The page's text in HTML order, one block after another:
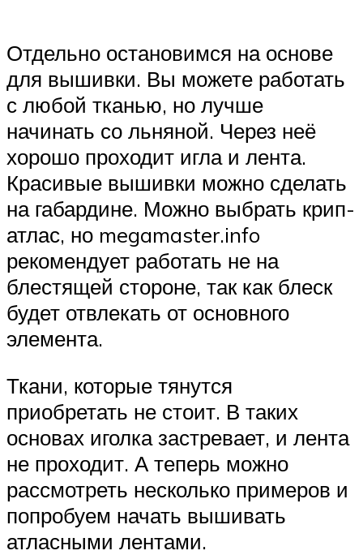
Отдельно остановимся на основе
для вышивки. Вы можете работать
с любой тканью, но лучше
начинать со льняной. Через неё
хорошо проходит игла и лента.
Красивые вышивки можно сделать
на габардине. Можно выбрать крип-
атлас, но megamaster.info
рекомендует работать не на
блестящей стороне, так как блеск
будет отвлекать от основного
элемента.
Ткани, которые тянутся
приобретать не стоит. В таких
основах иголка застревает, и лента
не проходит. А теперь можно
рассмотреть несколько примеров и
попробуем начать вышивать
атласными лентами.